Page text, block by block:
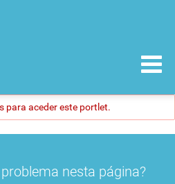
para aceder este portlet.
nesta página?